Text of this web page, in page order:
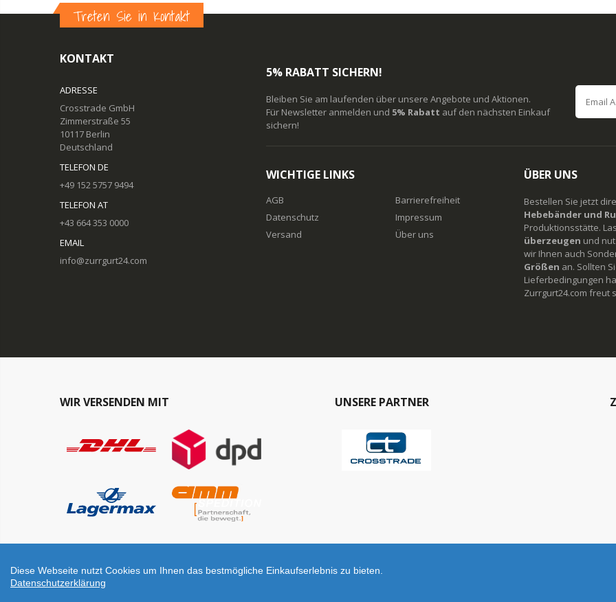
Treten Sie in Kontakt
KONTAKT
ADRESSE
Crosstrade GmbH
Zimmerstraße 55
10117 Berlin
Deutschland
TELEFON DE
+49 152 5757 9494
TELEFON AT
+43 664 353 0000
EMAIL
info@zurrgurt24.com
5% RABATT SICHERN!
Bleiben Sie am laufenden über unsere Angebote und Aktionen.
Für Newsletter anmelden und 5% Rabatt auf den nächsten Einkauf
sichern!
WICHTIGE LINKS
AGB
Datenschutz
Versand
Barrierefreiheit
Impressum
Über uns
ÜBER UNS
Bestellen Sie jetzt
Hebebänder und
Produktionsstätte.
überzeugen und
wir Ihnen auch
Größen an. Sollten
Lieferbedingungen
Zurrgurt24.com freut
WIR VERSENDEN MIT UNSERE PARTNER
Diese Webseite nutzt Cookies um Ihnen das bestmögliche Einkaufserlebnis zu bieten.
Datenschutzerklärung